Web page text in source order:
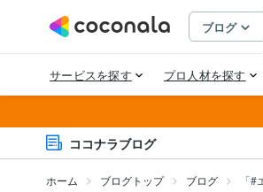
ココナラブログ
ホーム ブログトップ ブログ 「